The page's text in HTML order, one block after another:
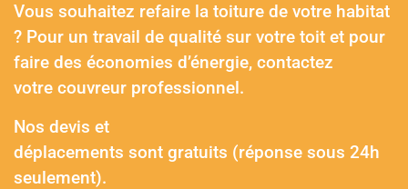
Vous souhaitez refaire la toiture de votre habitat
? Pour un travail de qualité sur votre toit et pour
faire des économies d’énergie, contactez
votre couvreur professionnel.
Nos devis et
déplacements sont gratuits (réponse sous 24h
seulement).